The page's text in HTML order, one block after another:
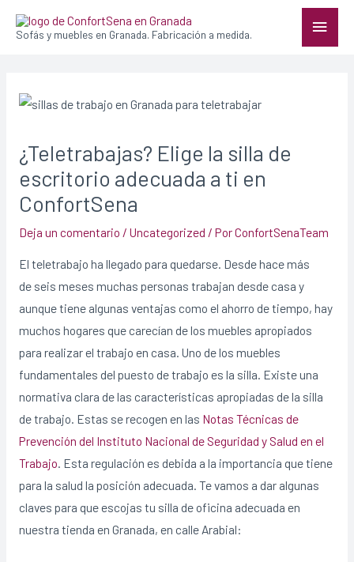
Sofás y muebles en Granada. Fabricación a medida.
¿Teletrabajas? Elige la silla de
escritorio adecuada a ti en
ConfortSena
Deja un comentario / Uncategorized / PorConfortSenaTeam
El teletrabajo ha llegado para quedarse. Desde hace más
de seis meses muchas personas trabajan desde casa y
aunque tiene algunas ventajas como el ahorro de tiempo, hay
muchos hogares que carecían de los muebles apropiados
para realizar el trabajo en casa. Uno de los muebles
fundamentales del puesto de trabajo es la silla. Existe una
normativa clara de las características apropiadas de la silla
de trabajo. Estas se recogen en las Notas Técnicas de
Prevención del Instituto Nacional de Seguridad y Salud en el
Trabajo. Esta regulación es debida a la importancia que tiene
para la salud la posición adecuada. Te vamos a dar algunas
claves para que escojas tu silla de oficina adecuada en
nuestra tienda en Granada, en calle Arabial: